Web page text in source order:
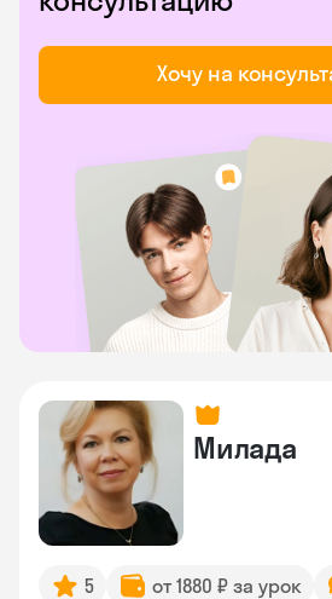
Хочу на
Милада
5 от 1880 ₽ за урок